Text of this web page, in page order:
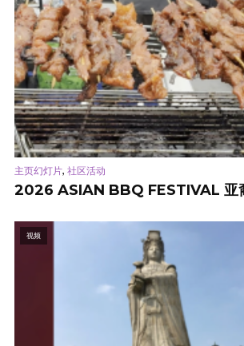
主页幻灯片, 社区活动
2026 ASIAN BBQ FESTIVAL 亚
视频